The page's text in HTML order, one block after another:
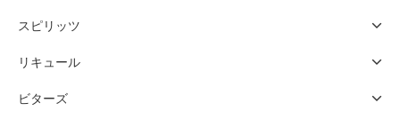
スピリッツ
リキュール
ビターズ